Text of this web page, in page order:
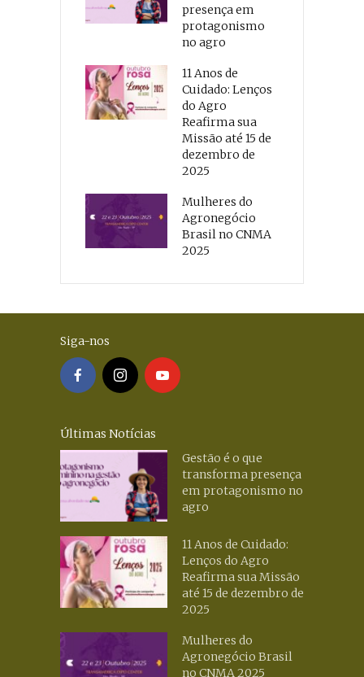
presença em
protagonismo
no agro
11 Anos de
Cuidado: Lenços
do Agro
Reafirma sua
Missão até 15 de
dezembro de
2025
Mulheres do
Agronegócio
Brasil no CNMA
2025
Siga-nos
Últimas Notícias
Gestão é o que
transforma presença
em protagonismo no
agro
11 Anos de Cuidado:
Lenços do Agro
Reafirma sua Missão
até 15 de dezembro de
2025
Mulheres do
Agronegócio Brasil
no CNMA 2025